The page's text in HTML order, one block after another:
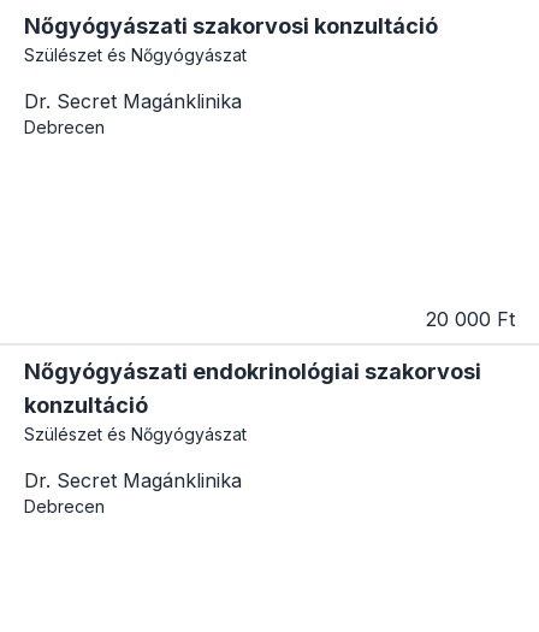
Nőgyógyászati szakorvosi konzultáció
Szülészet és Nőgyógyászat
Dr. Secret Magánklinika
Debrecen
20 000 Ft
Nőgyógyászati endokrinológiai szakorvosi
konzultáció
Szülészet és Nőgyógyászat
Dr. Secret Magánklinika
Debrecen